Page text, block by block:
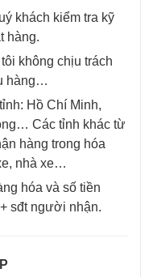
khách kiểm tra kỹ
hàng.
không chịu trách
hàng…
Hồ Chí Minh,
Các tỉnh khác từ
hàng trong hóa
nhà xe…
hóa và số tiền
sđt người nhận.